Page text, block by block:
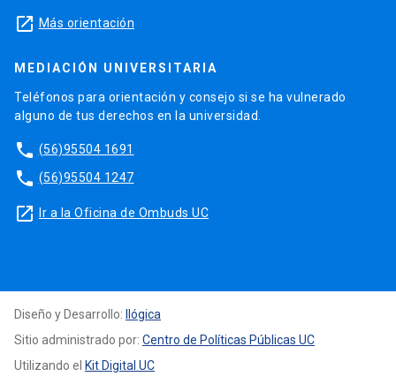
launch Más orientación
MEDIACIÓN UNIVERSITARIA
Teléfonos para orientación y consejo si se ha vulnerado
alguno de tus derechos en la universidad.
phone (56)95504 1691
phone (56)95504 1247
launch Ir a la Oficina de Ombuds UC
Diseño y Desarrollo:
Ilógica
Sitio administrado por: Centro de Políticas Públicas UC
Utilizando el Kit Digital UC